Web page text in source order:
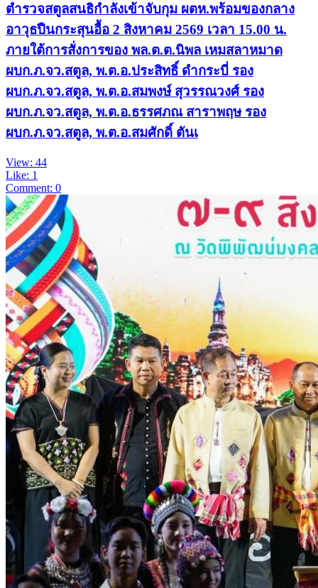
ตำรวจสตูลสนธิกำลังเข้าจับกุม ผตห.พร้อมของกลาง
อาวุธปืนกระสุนอื้อ 2 สิงหาคม 2569 เวลา 15.00 น.
ภายใต้การสั่งการของ พล.ต.ต.นิพล เหมสลาหมาด
ผบก.ภ.จว.สตูล, พ.ต.อ.ประสิทธิ์ ดำกระบี่ รอง
ผบก.ภ.จว.สตูล, พ.ต.อ.สมพงษ์ สุวรรณวงศ์ รอง
ผบก.ภ.จว.สตูล, พ.ต.อ.ธรรศภณ สาราพฤษ รอง
ผบก.ภ.จว.สตูล, พ.ต.อ.สมศักดิ์ ตันเ
View: 44
Like: 1
Comment: 0